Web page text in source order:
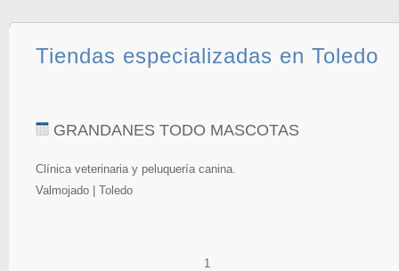
Tiendas especializadas en Toledo
GRANDANES TODO MASCOTAS
Clínica veterinaria y peluquería canina.
Valmojado | Toledo
1